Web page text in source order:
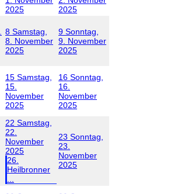
2025
2025
8 Samstag,
8. November
2025
9 Sonntag,
9. November
2025
15 Samstag,
15.
November
2025
16 Sonntag,
16.
November
2025
22 Samstag,
22.
November
2025
26.
Heilbronner
23 Sonntag,
23.
November
2025